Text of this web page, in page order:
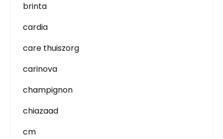
brinta
cardia
care thuiszorg
carinova
champignon
chiazaad
cm